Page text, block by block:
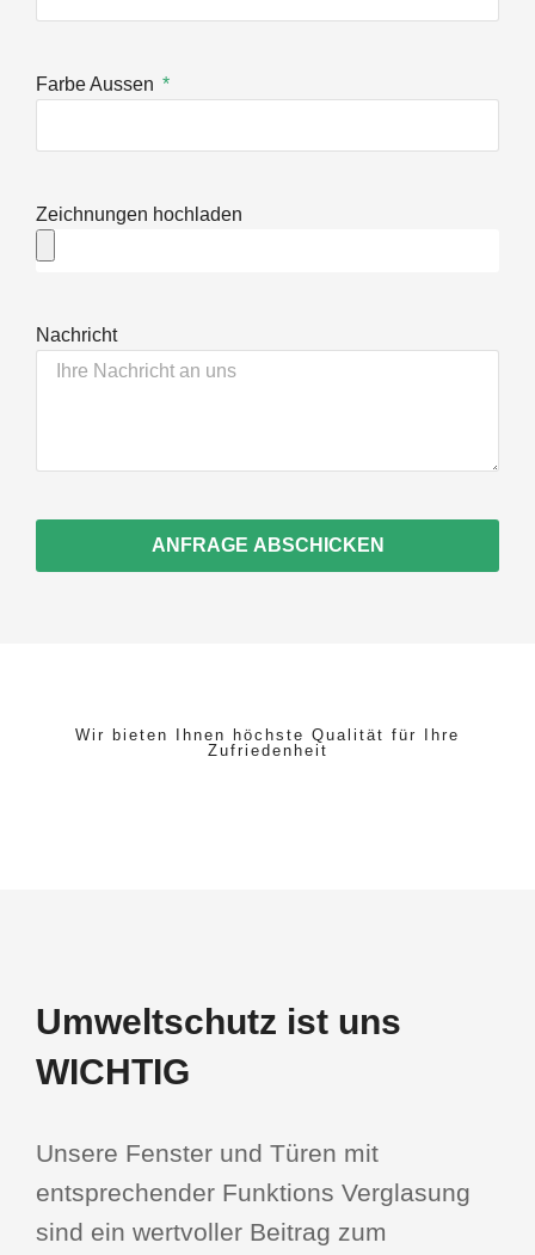
Farbe Aussen
Zeichnungen hochladen
Nachricht
ANFRAGE ABSCHICKEN
Wir bieten Ihnen höchste Qualität für Ihre
Zufriedenheit
Umweltschutz ist uns
WICHTIG
Unsere Fenster und Türen mit
entsprechender Funktions Verglasung
sind ein wertvoller Beitrag zum